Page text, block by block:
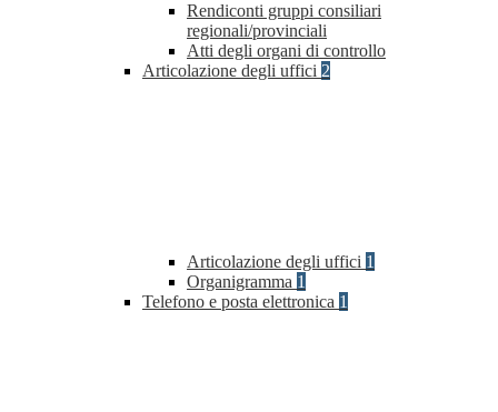
Rendiconti gruppi consiliari
regionali/provinciali
Atti degli organi di controllo
Articolazione degli uffici 2
Articolazione degli uffici 1
Organigramma 1
Telefono e posta elettronica 1